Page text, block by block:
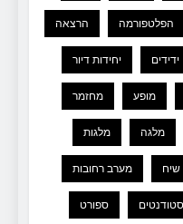
הפלטפורמה הרצאה
ידידים יחידות דיור
מופע מחזמר
מלגה מלגות
שיח מערב רחובות
סטודנטים ספורט